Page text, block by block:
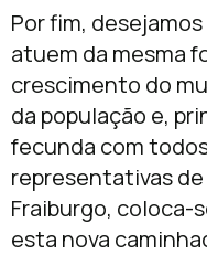
Por fim,
atuem da mesma
crescimento do
da população e,
fecunda com
representativas de
Fraiburgo, coloca-
esta nova